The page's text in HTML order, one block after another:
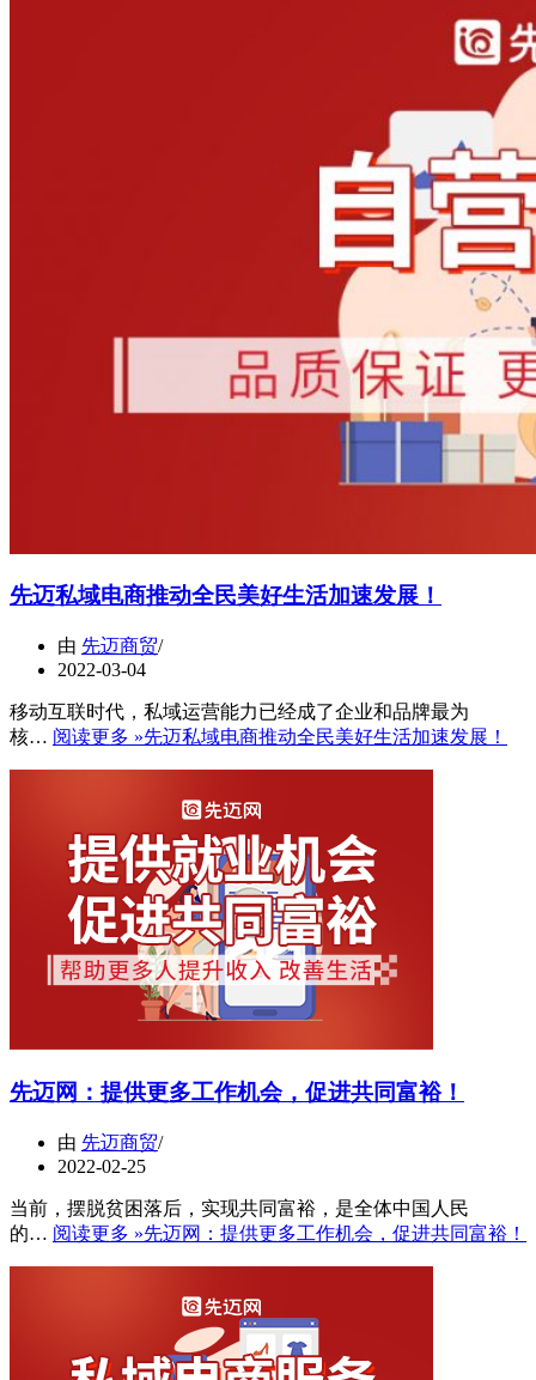
先迈私域电商推动全民美好生活加速发展！
由 先迈商贸
2022-03-04
移动互联时代，私域运营能力已经成了企业和品牌最为
核… 阅读更多 »先迈私域电商推动全民美好生活加速发展！
先迈网：提供更多工作机会，促进共同富裕！
由 先迈商贸
2022-02-25
当前，摆脱贫困落后，实现共同富裕，是全体中国人民
的… 阅读更多 »先迈网：提供更多工作机会，促进共同富裕！